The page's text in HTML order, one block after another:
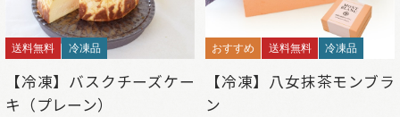
送料無料 冷凍品
【冷凍】バスクチーズケー
キ（プレーン）
おすすめ 送料無料 冷凍品
【冷凍】八女抹茶モンブラ
ン